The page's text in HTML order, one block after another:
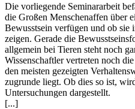
Die vorliegende Seminararbeit
die Großen Menschenaffen über
Bewusstsein verfügen und ob sie
zeigen. Gerade die
allgemein bei Tieren steht noch
Wissenschaftler vertreten noch
den meisten gezeigten
zugrunde liegt. Ob dies so ist,
Untersuchungen dargestellt.
[...]